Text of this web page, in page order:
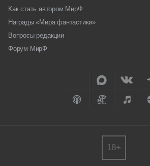
Как стать автором МирФ
Награды «Мира фантастики»
Вопросы редакции
Форум МирФ
18+